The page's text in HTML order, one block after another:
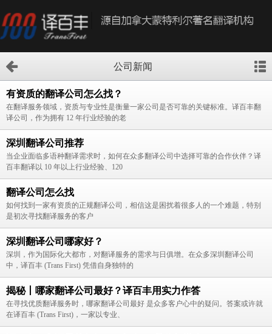
公司新闻
有资质的翻译公司怎么找？
在翻译服务领域，资质与专业性是衡量一家公司是否可靠的关键标准。译百丰翻
译公司，作为拥有 12 年行业经验的老
深圳翻译公司推荐
当企业面临多语种翻译需求时，如何在众多翻译公司中选择可靠的合作伙伴？译
百丰翻译以 10 年以上行业经验、120
翻译公司怎么找
如何找到一家有资质的正规翻译公司，相信这是困扰着很多人的一个难题，特别
是初次寻找翻译服务的客户
深圳翻译公司哪家好？
深圳，作为国际化大都市，对翻译服务的需求与日俱增。在众多深圳翻译公司
中，译百丰 (Trans First) 凭借自身独特的
揭秘丨哪家翻译公司最好？译百丰用实力作答
在寻找优质翻译服务时，哪家翻译公司最好 是众多客户心中的疑问。答案或许就
在译百丰 (Trans First)，一家以专业、